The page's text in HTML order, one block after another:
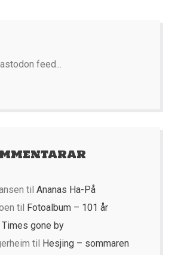
feed...
til Ananas Ha-På
til Fotoalbum – 101 år
Times gone by
til Hesjing – sommaren